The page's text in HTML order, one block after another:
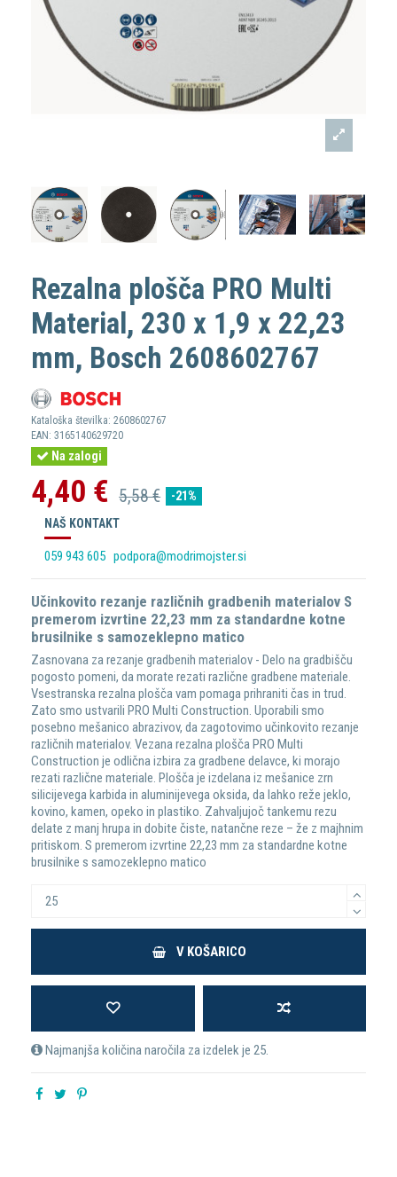
Rezalna plošča PRO Multi
Material, 230 x 1,9 x 22,23
mm, Bosch 2608602767
Kataloška številka: 2608602767
EAN: 3165140629720
Na zalogi
4,40 € 5,58 €
-21%
NAŠ KONTAKT
059 943 605 podpora@modrimojster.si
Učinkovito rezanje različnih gradbenih materialov S
premerom izvrtine 22,23 mm za standardne kotne
brusilnike s samozeklepno matico
Zasnovana za rezanje gradbenih materialov - Delo na gradbišču
pogosto pomeni, da morate rezati različne gradbene materiale.
Vsestranska rezalna plošča vam pomaga prihraniti čas in trud.
Zato smo ustvarili PRO Multi Construction. Uporabili smo
posebno mešanico abrazivov, da zagotovimo učinkovito rezanje
različnih materialov. Vezana rezalna plošča PRO Multi
Construction je odlična izbira za gradbene delavce, ki morajo
rezati različne materiale. Plošča je izdelana iz mešanice zrn
silicijevega karbida in aluminijevega oksida, da lahko reže jeklo,
kovino, kamen, opeko in plastiko. Zahvaljujoč tankemu rezu
delate z manj hrupa in dobite čiste, natančne reze – že z majhnim
pritiskom. S premerom izvrtine 22,23 mm za standardne kotne
brusilnike s samozeklepno matico
V KOŠARICO
Najmanjša količina naročila za izdelek je 25.